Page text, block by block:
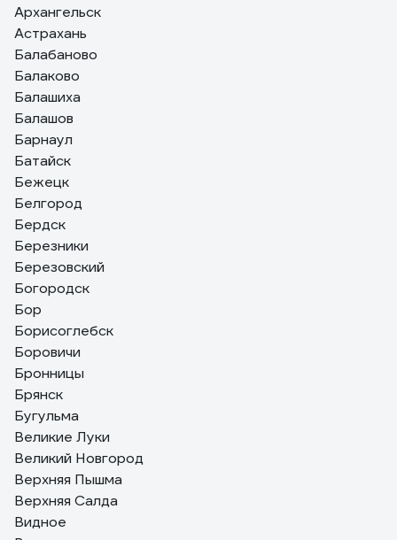
Архангельск
Астрахань
Балабаново
Балаково
Балашиха
Балашов
Барнаул
Батайск
Бежецк
Белгород
Бердск
Березники
Березовский
Богородск
Бор
Борисоглебск
Боровичи
Бронницы
Брянск
Бугульма
Великие Луки
Великий Новгород
Верхняя Пышма
Верхняя Салда
Видное